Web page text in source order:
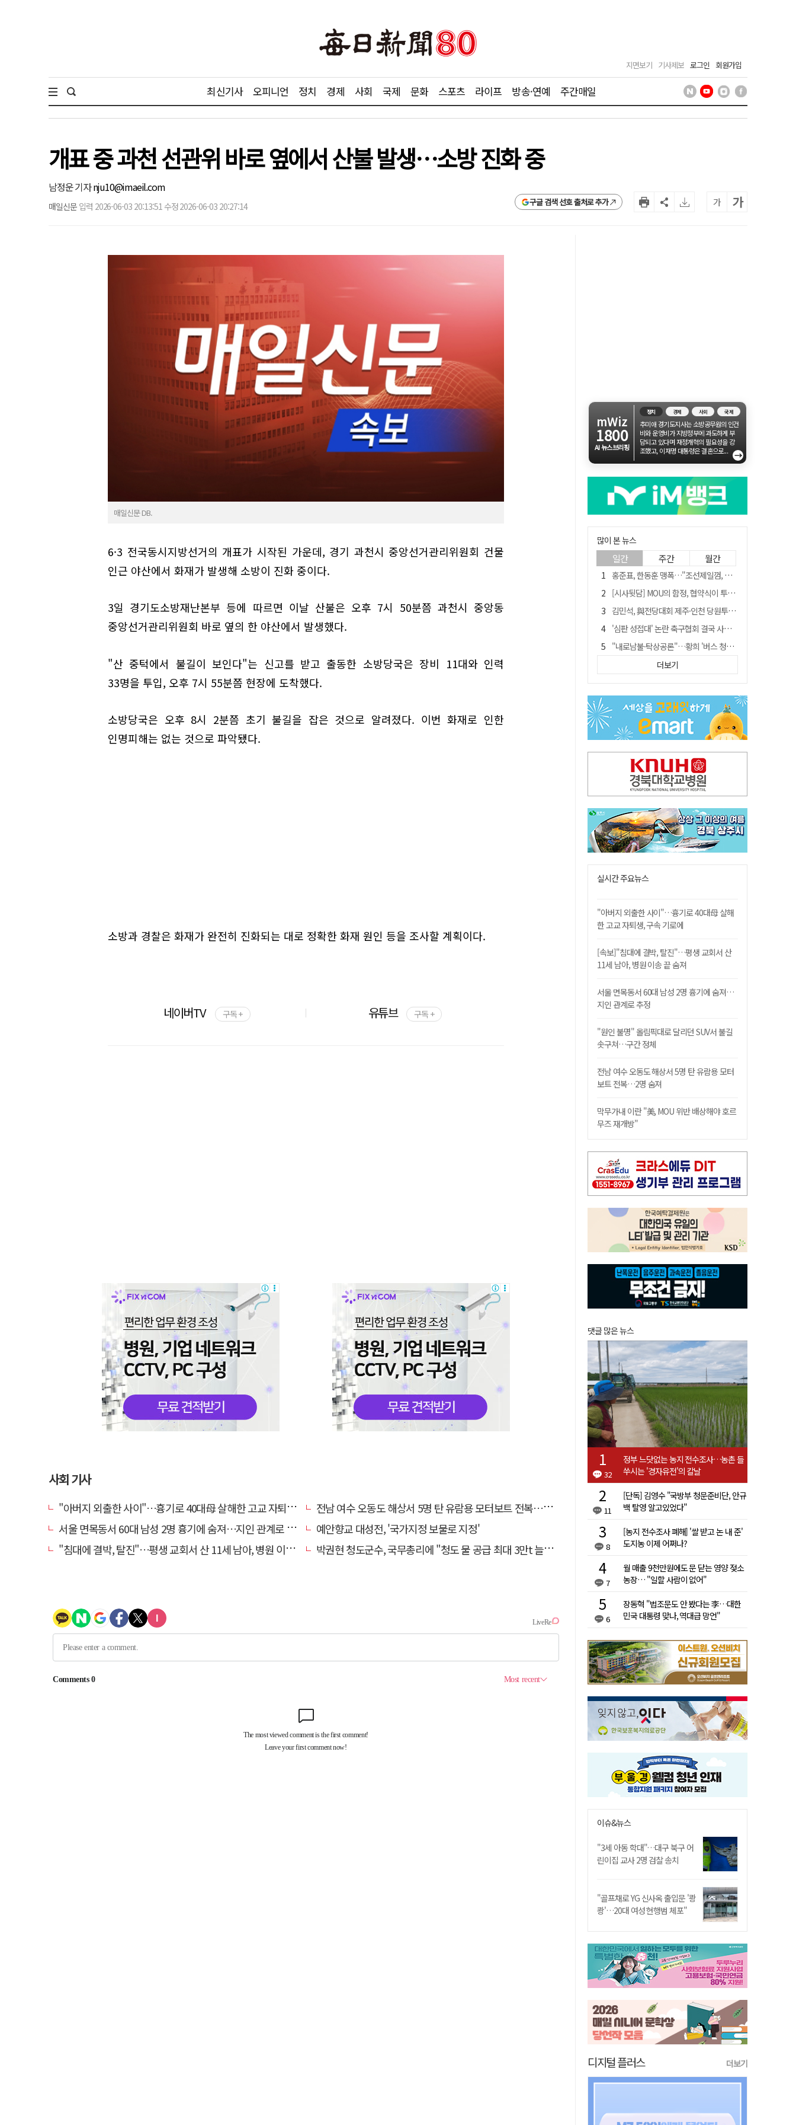
지면보기 기사제보 로그인 회원가입
최신기사 오피니언 정치 경제 사회 국제 문화 스포츠 라이프 방송·연예 주간매일
개표 중 과천 선관위 바로 옆에서 산불 발생…소방 진화 중
남정운 기자nju10@imaeil.com
매일신문 입력 2026-06-03 20:13:51 수정 2026-06-03 20:27:14 구글 검색 선호 출처로 추가 가 가
매일신문 DB.
6·3 전국동시지방선거의 개표가 시작된 가운데, 경기 과천시 중앙선거관리위원회 건물
인근 야산에서 화재가 발생해 소방이 진화 중이다.
3일 경기도소방재난본부 등에 따르면 이날 산불은 오후 7시 50분쯤 과천시 중앙동
중앙선거관리위원회 바로 옆의 한 야산에서 발생했다.
"산 중턱에서 불길이 보인다"는 신고를 받고 출동한 소방당국은 장비 11대와 인력
33명을 투입, 오후 7시 55분쯤 현장에 도착했다.
소방당국은 오후 8시 2분쯤 초기 불길을 잡은 것으로 알려졌다. 이번 화재로 인한
인명피해는 없는 것으로 파악됐다.
소방과 경찰은 화재가 완전히 진화되는 대로 정확한 화재 원인 등을 조사할 계획이다.
네이버TV 구독 + 유튜브 구독 +
사회 기사
"아버지 외출한 사이"…흉기로 40대母 살해한 고교 자퇴생, 구속 기로에
전남 여수 오동도 해상서 5명 탄 유람용 모터보트 전복…2명 숨져
서울 면목동서 60대 남성 2명 흉기에 숨져…지인 관계로 추정
예안향교 대성전, '국가지정 보물로 지정'
"침대에 결박, 탈진"…평생 교회서 산 11세 남아, 병원 이송 끝 숨져
박권현 청도군수, 국무총리에 "청도 물 공급 최대 3만t 늘려달라"
mWiz
1800
AI 뉴스브리핑
정치 경제 사회 국제
추미애 경기도지사는 소방공무원의 인건
비와 운영비가 지방정부에 과도하게 부
담되고 있다며 재정개혁의 필요성을 강
조했고, 이재명 대통령은 결혼으로...
→
많이 본 뉴스
일간 주간 월간
홍준표, 한동훈 맹폭…"조선제일껌, 권력에 살고 권력에 죽었다"
[시사뒷담] MOU의 함정, 협약식이 투자 확정은 아니긴 해
김민석, 與전당대회 제주·인천 당원투표서 승리…누적 득표는 '초박빙'
'심판 성접대' 논란 축구협회 결국 사과…"깊이 반성, 쇄신하겠다"
"내로남불·탁상공론"…황희 '버스 청년주택' 제안에 與 내부서도 쓴소리
"경로당 통장에 비밀번호가 적혀 있다"…전국 돌며 경로당 13곳 턴 30대 구속
예안향교 대성전, '국가지정 보물로 지정'
휠체어 환자 발로 밀어 숨지게 한 70대 간병인…2심도 집행유예
박권현 청도군수, 국무총리에 "청도 물 공급 최대 3만t 늘려달라"
더보기
실시간 주요뉴스
"아버지 외출한 사이"…흉기로 40대母 살해
한 고교 자퇴생, 구속 기로에
[속보]"침대에 결박, 탈진"…평생 교회서 산
11세 남아, 병원 이송 끝 숨져
서울 면목동서 60대 남성 2명 흉기에 숨져…
지인 관계로 추정
"원인 불명" 올림픽대로 달리던 SUV서 불길
솟구쳐…구간 정체
전남 여수 오동도 해상서 5명 탄 유람용 모터
보트 전복…2명 숨져
막무가내 이란 "美, MOU 위반 배상해야 호르
무즈 재개방"
댓글 많은 뉴스
32
정부 느닷없는 농지 전수조사…농촌 들
쑤시는 '경자유전'의 칼날
11
[단독] 김영수 "국방부 청문준비단, 안규
백 탈영 알고있었다"
8
[농지 전수조사 폐해] '쌀 받고 논 내 준'
도지농 이제 어쩌나?
7
월 매출 9천만원에도 문 닫는 영양 젖소
농장… "일할 사람이 없어"
6
장동혁 "법조문도 안 봤다는 李…대한
민국 대통령 맞나, 역대급 망언"
이슈&뉴스
"3세 아동 학대"…대구 북구 어
린이집 교사 2명 검찰 송치
"골프채로 YG 신사옥 출입문 '쾅
쾅'…20대 여성 현행범 체포"
디지털 플러스 더보기